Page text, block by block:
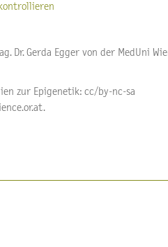
Dr. Gerda Egger von der MedUni
zur Epigenetik: cc/by-nc-sa